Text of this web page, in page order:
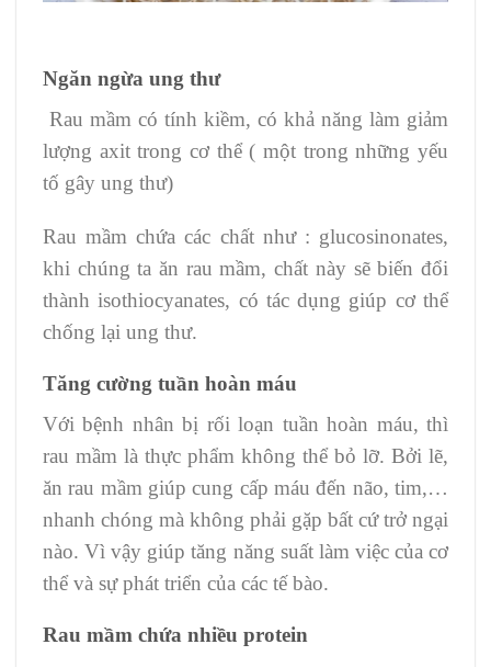
Ngăn ngừa ung thư
Rau mầm có tính kiềm, có khả năng làm giảm
lượng axit trong cơ thể ( một trong những yếu
tố gây ung thư)
Rau mầm chứa các chất như : glucosinonates,
khi chúng ta ăn rau mầm, chất này sẽ biến đổi
thành isothiocyanates, có tác dụng giúp cơ thể
chống lại ung thư.
Tăng cường tuần hoàn máu
Với bệnh nhân bị rối loạn tuần hoàn máu, thì
rau mầm là thực phẩm không thể bỏ lỡ. Bởi lẽ,
ăn rau mầm giúp cung cấp máu đến não, tim,…
nhanh chóng mà không phải gặp bất cứ trở ngại
nào. Vì vậy giúp tăng năng suất làm việc của cơ
thể và sự phát triển của các tế bào.
Rau mầm chứa nhiều protein